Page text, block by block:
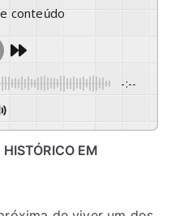
conteúdo
-:--
EM